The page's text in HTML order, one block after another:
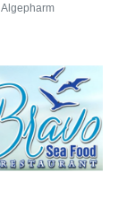
Algepharm